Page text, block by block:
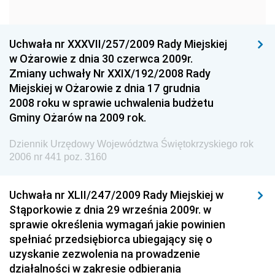
Dziennik Urzędowy Ministra Gospodarki
Dziennik Urzędowy Urzędu Ochrony Konkurencji i
Konsumentów
Dziennik Urzędowy Ministra Pracy i Polityki
Społecznej
Dziennik Urzędowy Urzędu Lotnictwa Cywilnego
Dziennik Urzędowy Ministerstwa Hutnictwa i
Przemysłu Maszynowego
Dziennik Urzędowy Ministerstwa Zdrowia i Opieki
Społecznej
Dziennik Urzędowy Ministerstwa Rolnictwa, Leśnictwa
Uchwała nr XXXVII/257/2009 Rady Miejskiej
w Ożarowie z dnia 30 czerwca 2009r.
Zmiany uchwały Nr XXIX/192/2008 Rady
Miejskiej w Ożarowie z dnia 17 grudnia
2008 roku w sprawie uchwalenia budżetu
Gminy Ożarów na 2009 rok.
Dziennik Urzędowy Województwa Świętokrzyskiego rok
2006 nr 441 poz. 3160
Uchwała nr XLII/247/2009 Rady Miejskiej w
Stąporkowie z dnia 29 września 2009r. w
sprawie określenia wymagań jakie powinien
spełniać przedsiębiorca ubiegający się o
uzyskanie zezwolenia na prowadzenie
działalności w zakresie odbierania